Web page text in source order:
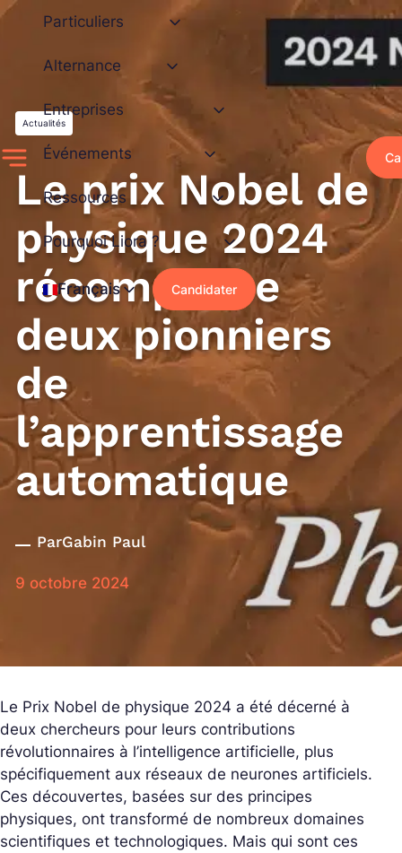
Aller
contenu
Particuliers
Alternance
Entreprises
Événements
Ressources
Pourquoi Liora ?
Français Candidater
Actualités
Le prix Nobel de
physique 2024
récompense
deux pionniers
de
l’apprentissage
automatique
ParGabin Paul
9 octobre 2024
Le Prix Nobel de physique 2024 a été décerné à
deux chercheurs pour leurs contributions
révolutionnaires à l’intelligence artificielle, plus
spécifiquement aux réseaux de neurones artificiels.
Ces découvertes, basées sur des principes
physiques, ont transformé de nombreux domaines
scientifiques et technologiques. Mais qui sont ces